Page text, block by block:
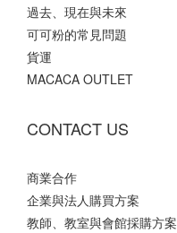
過去、現在與未來
可可粉的常見問題
貨運
MACACA OUTLET
CONTACT US
商業合作
企業與法人購買方案
教師、教室與會館採購方案